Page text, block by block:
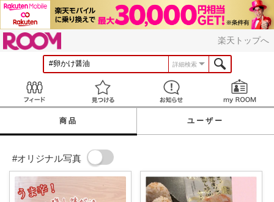
楽天トップへ
詳細検索
見つける お知らせ
商品 ユーザー
#オリジナル写真